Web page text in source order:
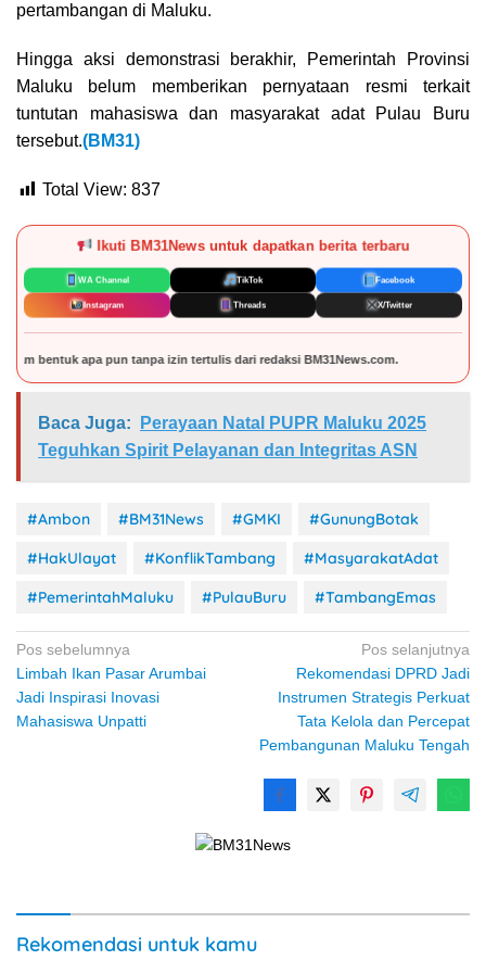
pertambangan di Maluku.
Hingga aksi demonstrasi berakhir, Pemerintah Provinsi
Maluku belum memberikan pernyataan resmi terkait
tuntutan mahasiswa dan masyarakat adat Pulau Buru
tersebut.(BM31)
Total View: 837
Ikuti BM31News untuk dapatkan berita terbaru
WA Channel TikTok Facebook
Instagram Threads X/Twitter
redaksi BM31News.com.
Baca Juga:
Perayaan Natal PUPR Maluku 2025
Teguhkan Spirit Pelayanan dan Integritas ASN
#Ambon #BM31News #GMKI
#GunungBotak
#HakUlayat
#KonflikTambang
#MasyarakatAdat
#PemerintahMaluku
#PulauBuru #TambangEmas
Navigasi
pos
Pos sebelumnya
Limbah Ikan Pasar Arumbai
Jadi Inspirasi Inovasi
Mahasiswa Unpatti
Pos selanjutnya
Rekomendasi DPRD Jadi
Instrumen Strategis Perkuat
Tata Kelola dan Percepat
Pembangunan Maluku Tengah
Rekomendasi untuk kamu